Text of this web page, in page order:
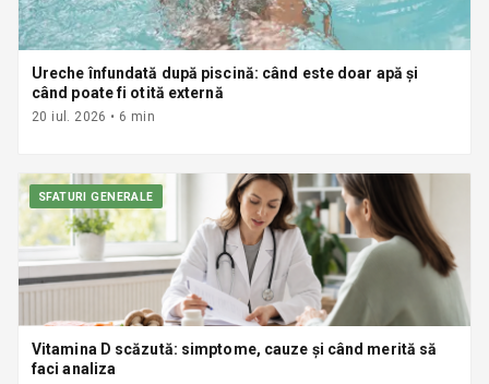
Ureche înfundată după piscină: când este doar apă și
când poate fi otită externă
20 iul. 2026 • 6 min
SFATURI GENERALE
Vitamina D scăzută: simptome, cauze și când merită să
faci analiza